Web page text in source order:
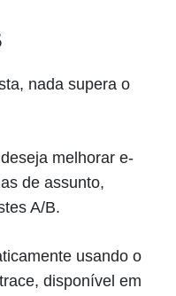
nada supera o
melhorar e-
de assunto,
A/B.
usando o
disponível em